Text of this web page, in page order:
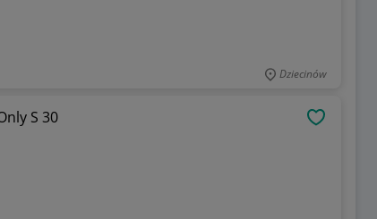
Dziecinów
S 30